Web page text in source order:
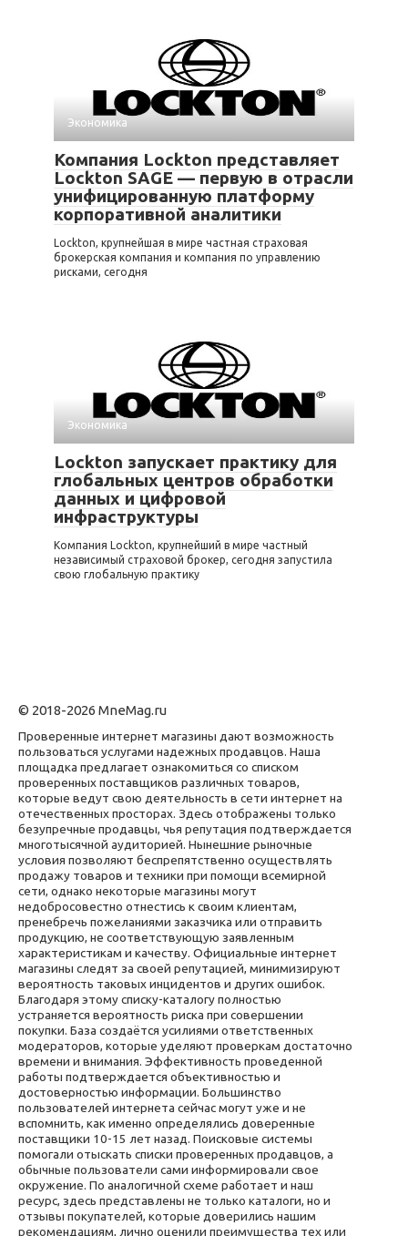
Экономика
Компания Lockton представляет
Lockton SAGE — первую в отрасли
унифицированную платформу
корпоративной аналитики
Lockton, крупнейшая в мире частная страховая
брокерская компания и компания по управлению
рисками, сегодня
Экономика
Lockton запускает практику для
глобальных центров обработки
данных и цифровой
инфраструктуры
Компания Lockton, крупнейший в мире частный
независимый страховой брокер, сегодня запустила
свою глобальную практику
© 2018-2026 MneMag.ru
Проверенные интернет магазины дают возможность
пользоваться услугами надежных продавцов. Наша
площадка предлагает ознакомиться со списком
проверенных поставщиков различных товаров,
которые ведут свою деятельность в сети интернет на
отечественных просторах. Здесь отображены только
безупречные продавцы, чья репутация подтверждается
многотысячной аудиторией. Нынешние рыночные
условия позволяют беспрепятственно осуществлять
продажу товаров и техники при помощи всемирной
сети, однако некоторые магазины могут
недобросовестно отнестись к своим клиентам,
пренебречь пожеланиями заказчика или отправить
продукцию, не соответствующую заявленным
характеристикам и качеству. Официальные интернет
магазины следят за своей репутацией, минимизируют
вероятность таковых инцидентов и других ошибок.
Благодаря этому списку-каталогу полностью
устраняется вероятность риска при совершении
покупки. База создаётся усилиями ответственных
модераторов, которые уделяют проверкам достаточно
времени и внимания. Эффективность проведенной
работы подтверждается объективностью и
достоверностью информации. Большинство
пользователей интернета сейчас могут уже и не
вспомнить, как именно определялись доверенные
поставщики 10-15 лет назад. Поисковые системы
помогали отыскать списки проверенных продавцов, а
обычные пользователи сами информировали свое
окружение. По аналогичной схеме работает и наш
ресурс, здесь представлены не только каталоги, но и
отзывы покупателей, которые доверились нашим
рекомендациям, лично оценили преимущества тех или